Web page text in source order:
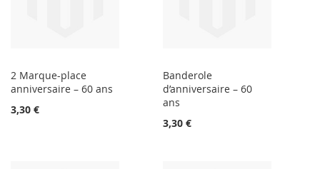
2 Marque-place
anniversaire – 60 ans
3,30 €
Banderole
d’anniversaire – 60
ans
3,30 €